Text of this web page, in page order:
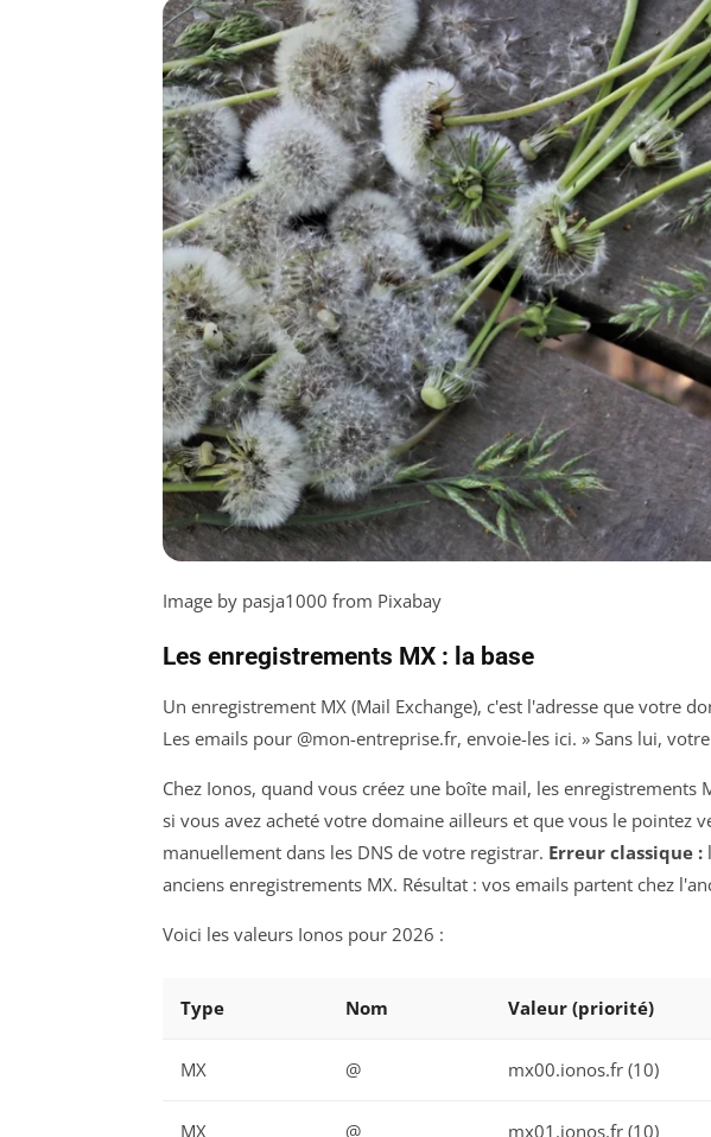
Image by pasja1000 from Pixabay
Les enregistrements MX : la base
Un enregistrement MX (Mail Exchange), c'est l'adresse que votre
Les emails pour @mon-entreprise.fr, envoie-les ici. » Sans lui,
Chez Ionos, quand vous créez une boîte mail, les enregistrements
si vous avez acheté votre domaine ailleurs et que vous le pointez
manuellement dans les DNS de votre registrar. Erreur classique :
anciens enregistrements MX. Résultat : vos emails partent chez
Voici les valeurs Ionos pour 2026 :
Type Nom Valeur (priorité)
MX @ mx00.ionos.fr (10)
MX @ mx01.ionos.fr (10)